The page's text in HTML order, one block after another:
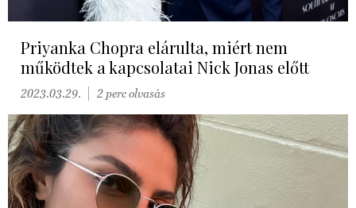
Priyanka Chopra elárulta, miért nem
működtek a kapcsolatai Nick Jonas előtt
2023.03.29. 2 perc olvasás